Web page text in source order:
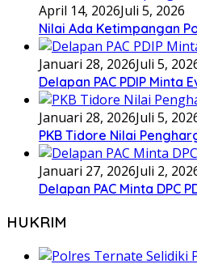
April 14, 2026Juli 5, 2026
Nilai Ada Ketimpangan
Januari 28, 2026Juli 5,
Delapan PAC PDIP Minta
Januari 28, 2026Juli 5,
PKB Tidore Nilai
Januari 27, 2026Juli 2,
Delapan PAC Minta DPC
HUKRIM